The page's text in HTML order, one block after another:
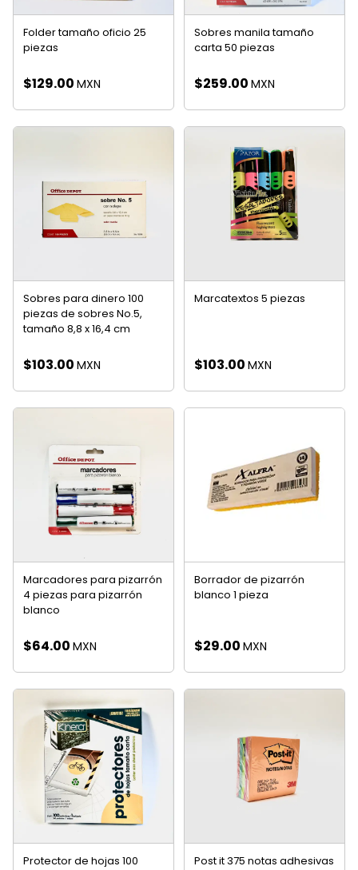
Folder tamaño oficio 25
piezas
$129.00 MXN
Sobres manila tamaño
carta 50 piezas
$259.00 MXN
Sobres para dinero 100
piezas de sobres No.5,
tamaño 8,8 x 16,4 cm
$103.00 MXN
Marcatextos 5 piezas
$103.00 MXN
Marcadores para pizarrón
4 piezas para pizarrón
blanco
$64.00 MXN
Borrador de pizarrón
blanco 1 pieza
$29.00 MXN
Protector de hojas 100
Post it 375 notas adhesivas